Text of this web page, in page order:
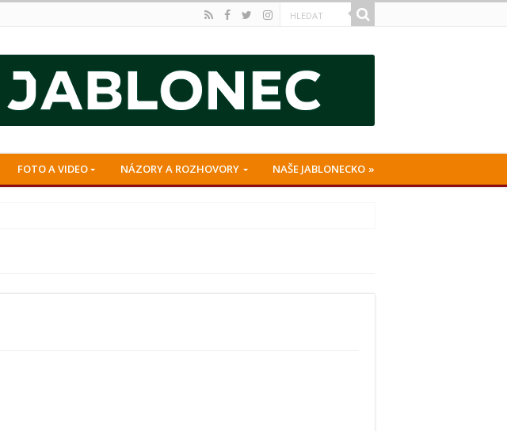
FOTO A VIDEO NÁZORY A ROZHOVORY NAŠE JABLONECKO